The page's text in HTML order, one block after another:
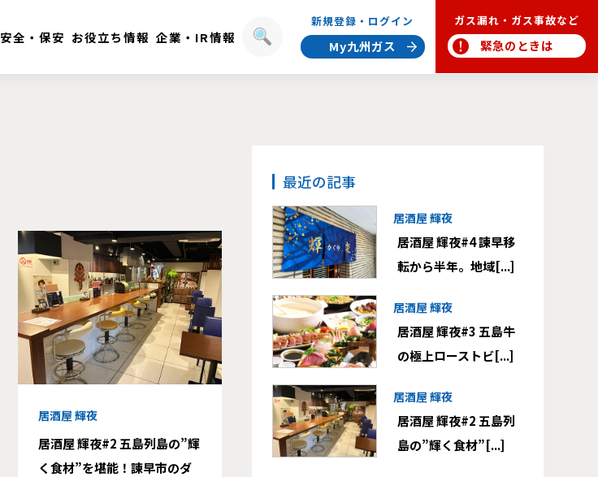
安全・保安 お役立ち情報 企業・IR情報
新規登録・ログイン
My九州ガス
ガス漏れ・ガス事故など
緊急のときは
居酒屋 輝夜
居酒屋 輝夜#2 五島列島の”輝
く食材”を堪能！諫早市のダ
最近の記事
居酒屋 輝夜
居酒屋 輝夜#4 諫早移
転から半年。地域[...]
居酒屋 輝夜
居酒屋 輝夜#3 五島牛
の極上ローストビ[...]
居酒屋 輝夜
居酒屋 輝夜#2 五島列
島の”輝く食材”[...]